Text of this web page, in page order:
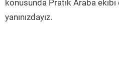
konusunda Pratik Araba ekibi
yanınızdayız.